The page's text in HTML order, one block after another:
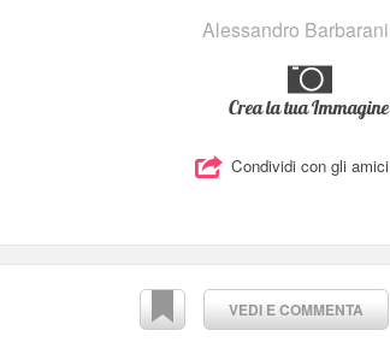
Alessandro Barbarani
Crea la tua Immagine
Condividi con gli amici
VEDI E COMMENTA